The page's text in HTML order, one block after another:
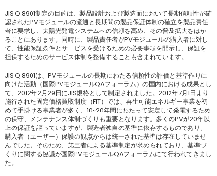
JIS Q 8901制定の目的は、製品設計および製造面において長期信頼性が確
認されたPVモジュールの流通と長期間の製品保証体制の確立を製品責任
者に要求し、太陽光発電システムへの信頼を高め、その普及拡大をはか
ることにあります。同時に、製品責任者がPVモジュールの購入者に対し
て、性能保証条件とサービスを受けるための必要事項を開示し、保証を
担保するためのサービス体制を整備することも含まれています。
JIS Q 8901は、PVモジュールの長期にわたる信頼性の評価と基準作りに
向けた活動（国際PVモジュールQAフォーラム）の国内における成果とし
て、2012年2月29日にJIS規格として制定されました。2012年7月1日より
施行された固定価格買取制度（FIT）では、再生可能エネルギー事業を初
めて手掛ける事業者が多く、10~20年間にわたって安定して発電するため
の保守、メンテナンス体制づくりも重要となります。多くのPVが20年以
上の保証を謳っていますが、製造者独自の基準に依存するものであり、
購入者（ユーザー）保護の観点からは統一された基準は存在していませ
んでした。そのため、第三者による基準制定が求められており、基準づ
くりに関する協議が国際PVモジュールQAフォーラムにて行われてきまし
た。